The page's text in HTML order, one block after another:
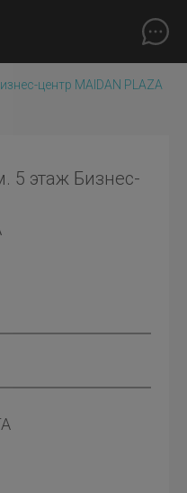
центр MAIDAN PLAZA
5 этаж Бизнес-